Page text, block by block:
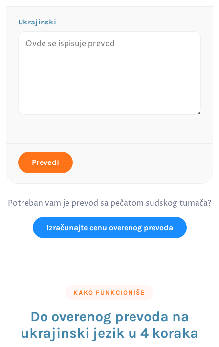
Ukrajinski
Prevedi
Potreban vam je prevod sa pečatom sudskog tumača?
Izračunajte cenu overenog prevoda
KAKO FUNKCIONIŠE
Do overenog prevoda na
ukrajinski jezik u 4 koraka